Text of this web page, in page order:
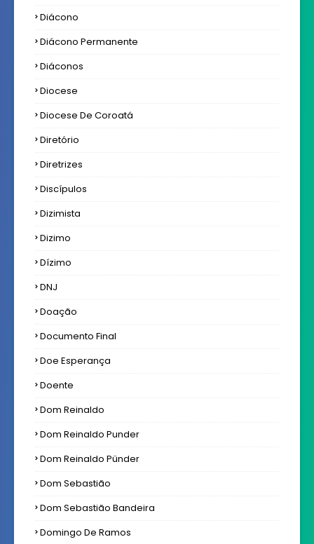
Diácono
Diácono Permanente
Diáconos
Diocese
Diocese De Coroatá
Diretório
Diretrizes
Discípulos
Dizimista
Dizimo
Dízimo
DNJ
Doação
Documento Final
Doe Esperança
Doente
Dom Reinaldo
Dom Reinaldo Punder
Dom Reinaldo Pünder
Dom Sebastião
Dom Sebastião Bandeira
Domingo De Ramos